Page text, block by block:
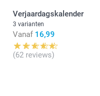
Verjaardagskalender
3 varianten
Vanaf 16,99
(62 reviews)